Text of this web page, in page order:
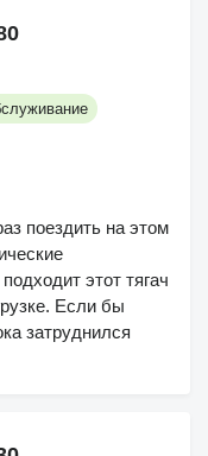
поездить на этом
этот тягач
Если бы
затруднился